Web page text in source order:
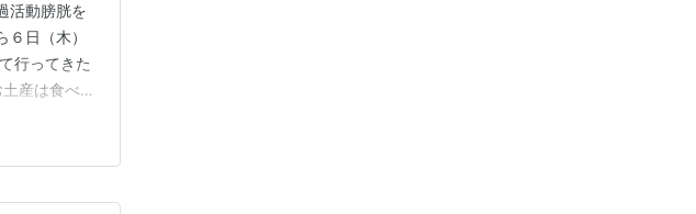
活動膀胱を
日（木）
行ってきた
産は食べ物
ういうもの